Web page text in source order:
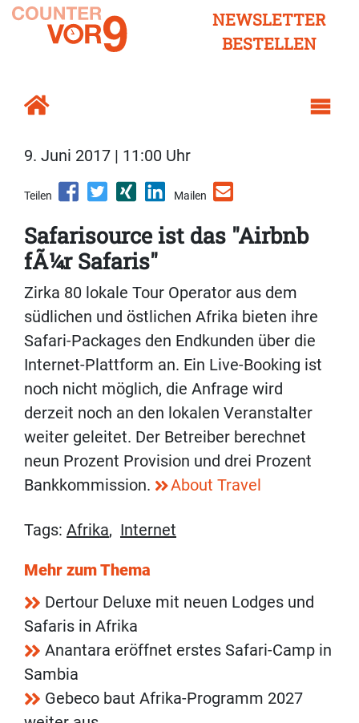
NEWSLETTER
BESTELLEN
9. Juni 2017 | 11:00 Uhr
Teilen Mailen
Safarisource ist das "Airbnb
fÃ¼r Safaris"
Zirka 80 lokale Tour Operator aus dem
südlichen und östlichen Afrika bieten ihre
Safari-Packages den Endkunden über die
Internet-Plattform an. Ein Live-Booking ist
noch nicht möglich, die Anfrage wird
derzeit noch an den lokalen Veranstalter
weiter geleitet. Der Betreiber berechnet
neun Prozent Provision und drei Prozent
Bankkommission.
About Travel
Tags: Afrika, Internet
Mehr zum Thema
Dertour Deluxe mit neuen Lodges und
Safaris in Afrika
Anantara eröffnet erstes Safari-Camp in
Sambia
Gebeco baut Afrika-Programm 2027